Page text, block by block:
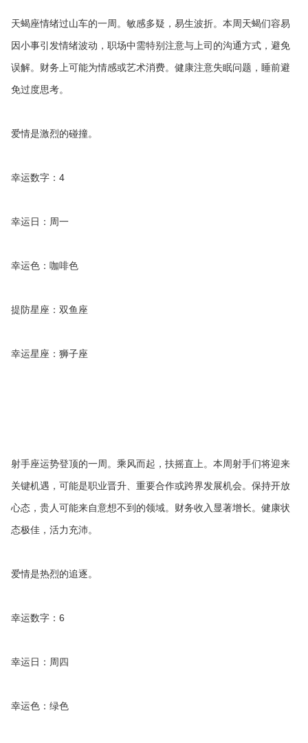
天蝎座情绪过山车的一周。敏感多疑，易生波折。本周天蝎们容易
因小事引发情绪波动，职场中需特别注意与上司的沟通方式，避免
误解。财务上可能为情感或艺术消费。健康注意失眠问题，睡前避
免过度思考。
爱情是激烈的碰撞。
幸运数字：4
幸运日：周一
幸运色：咖啡色
提防星座：双鱼座
幸运星座：狮子座
射手座运势登顶的一周。乘风而起，扶摇直上。本周射手们将迎来
关键机遇，可能是职业晋升、重要合作或跨界发展机会。保持开放
心态，贵人可能来自意想不到的领域。财务收入显著增长。健康状
态极佳，活力充沛。
爱情是热烈的追逐。
幸运数字：6
幸运日：周四
幸运色：绿色